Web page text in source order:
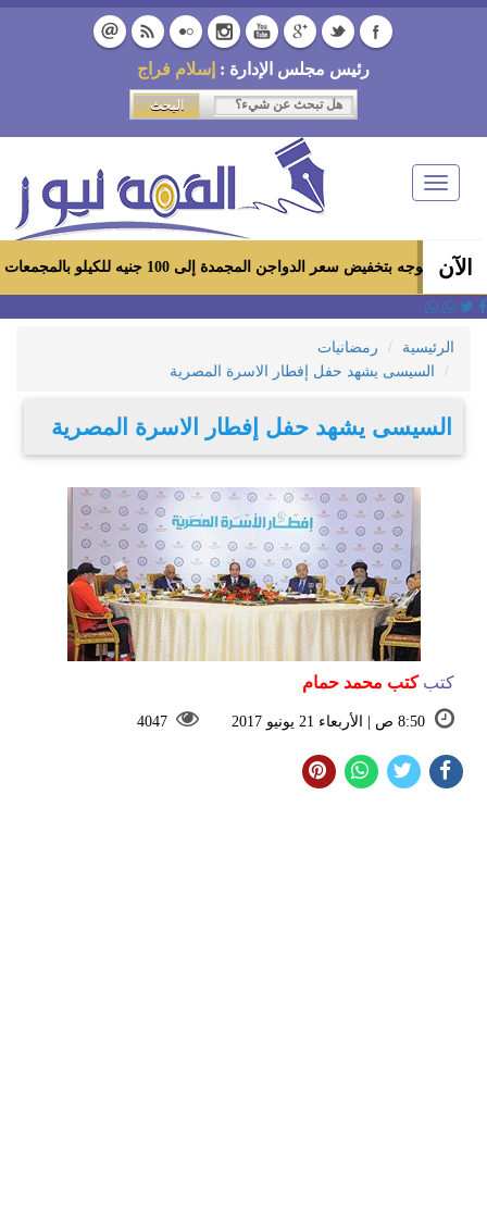
رئيس مجلس الإدارة : إسلام فراج
Toggle
navigation
الآن
الدواجن المجمدة إلى 100 جنيه للكيلو بالمجمعات الاستهلاكية ومعارض «أهلاً رمضان»
الرئيسية
رمضانيات
السيسى يشهد حفل إفطار الاسرة المصرية
السيسى يشهد حفل إفطار الاسرة المصرية
كتبكتب محمد حمام
8:50 ص | الأربعاء 21 يونيو 2017 4047